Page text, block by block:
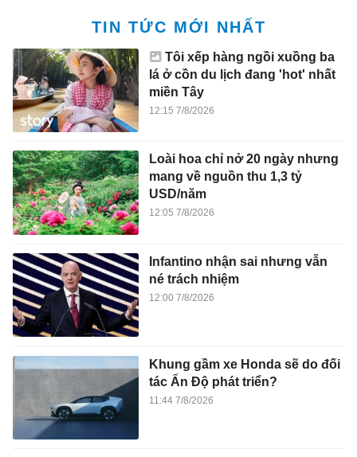
TIN TỨC MỚI NHẤT
Tôi xếp hàng ngồi xuồng ba
lá ở cồn du lịch đang 'hot' nhất
miền Tây
12:15 7/8/2026
Loài hoa chỉ nở 20 ngày nhưng
mang về nguồn thu 1,3 tỷ
USD/năm
12:05 7/8/2026
Infantino nhận sai nhưng vẫn
né trách nhiệm
12:00 7/8/2026
Khung gầm xe Honda sẽ do đối
tác Ấn Độ phát triển?
11:44 7/8/2026